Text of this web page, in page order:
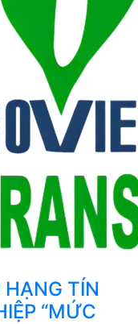
HẠNG TÍN
“MỨC